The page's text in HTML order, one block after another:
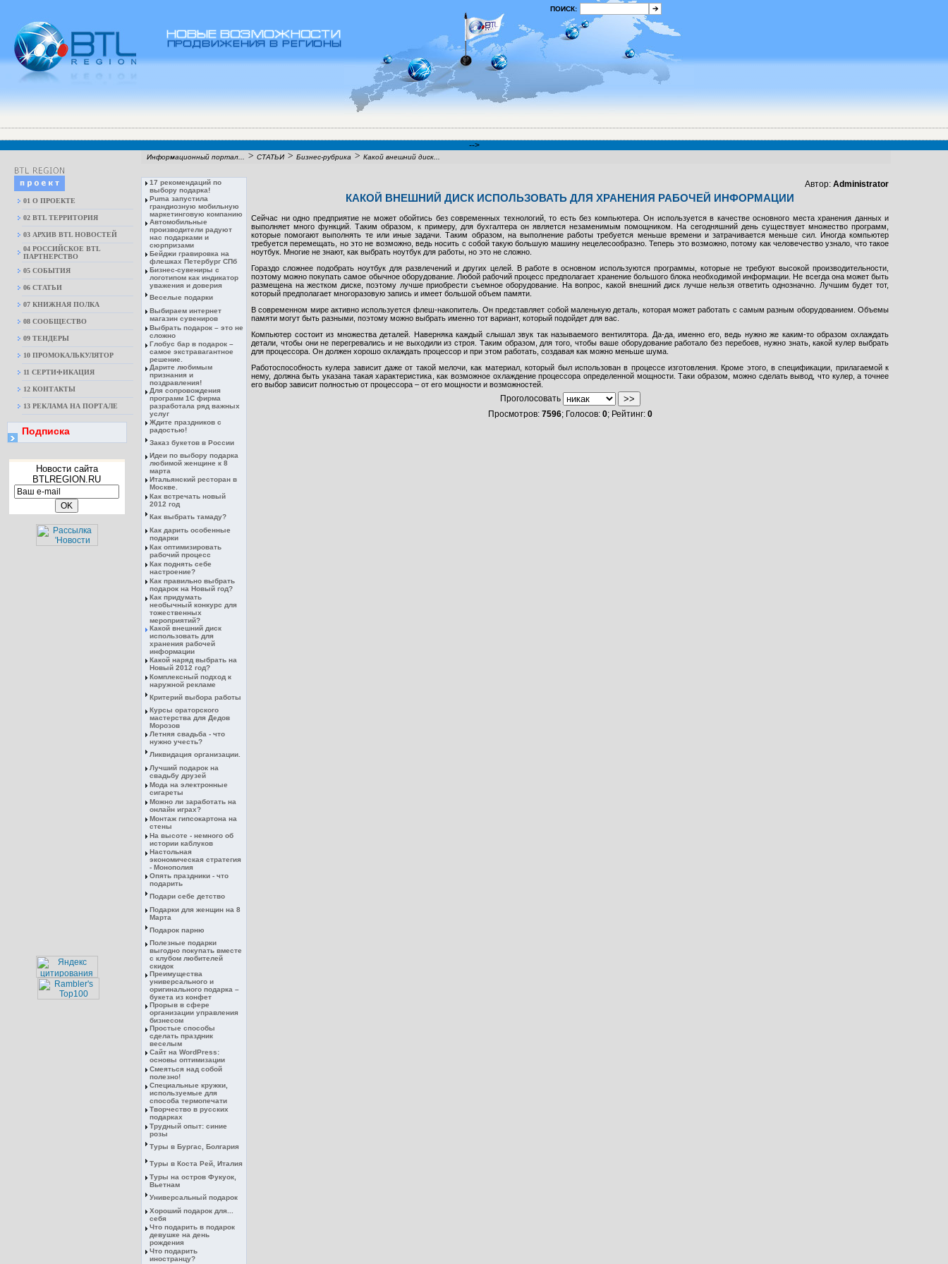
ПОИСК:
-->
Информационный портал... > СТАТЬИ > Бизнес-рубрика > Какой внешний диск...
01 О ПРОЕКТЕ
02 BTL ТЕРРИТОРИЯ
03 АРХИВ BTL НОВОСТЕЙ
04 РОССИЙСКОЕ BTL
ПАРТНЕРСТВО
05 СОБЫТИЯ
06 СТАТЬИ
07 КНИЖНАЯ ПОЛКА
08 CООБЩЕСТВО
09 ТЕНДЕРЫ
10 ПРОМОКАЛЬКУЛЯТОР
11 СЕРТИФИКАЦИЯ
12 КОНТАКТЫ
13 РЕКЛАМА НА ПОРТАЛЕ
Подписка
Новости сайта
BTLREGION.RU
17 рекомендаций по
выбору подарка!
Puma запустила
грандиозную мобильную
маркетинговую компанию
Автомобильные
производители радуют
нас подарками и
сюрпризами
Бейджи гравировка на
флешках Петербург СПб
Бизнес-сувениры с
логотипом как индикатор
уважения и доверия
Веселые подарки
Выбираем интернет
магазин сувениров
Выбрать подарок – это не
сложно
Глобус бар в подарок –
самое экстравагантное
решение.
Дарите любимым
признания и
поздравления!
Для сопровождения
программ 1С фирма
разработала ряд важных
услуг
Ждите праздников с
радостью!
Заказ букетов в России
Идеи по выбору подарка
любимой женщине к 8
марта
Итальянский ресторан в
Москве.
Как встречать новый
2012 год
Как выбрать тамаду?
Как дарить особенные
подарки
Как оптимизировать
рабочий процесс
Как поднять себе
настроение?
Как правильно выбрать
подарок на Новый год?
Как придумать
необычный конкурс для
тожественных
мероприятий?
Какой внешний диск
использовать для
хранения рабочей
информации
Какой наряд выбрать на
Новый 2012 год?
Комплексный подход к
наружной рекламе
Критерий выбора работы
Курсы ораторского
мастерства для Дедов
Морозов
Летняя свадьба - что
нужно учесть?
Ликвидация организации.
Лучший подарок на
свадьбу друзей
Мода на электронные
сигареты
Можно ли заработать на
онлайн играх?
Монтаж гипсокартона на
стены
На высоте - немного об
истории каблуков
Настольная
экономическая стратегия
- Монополия
Опять праздники - что
подарить
Подари себе детство
Подарки для женщин на 8
Марта
Подарок парню
Полезные подарки
выгодно покупать вместе
с клубом любителей
скидок
Преимущества
универсального и
оригинального подарка –
букета из конфет
Прорыв в сфере
организации управления
бизнесом
Простые способы
сделать праздник
веселым
Сайт на WordPress:
основы оптимизации
Смеяться над собой
полезно!
Специальные кружки,
используемые для
способа термопечати
Творчество в русских
подарках
Трудный опыт: синие
розы
Туры в Бургас, Болгария
Туры в Коста Рей, Италия
Туры на остров Фукуок,
Вьетнам
Универсальный подарок
Хороший подарок для...
себя
Что подарить в подарок
девушке на день
рождения
Что подарить
иностранцу?
Автор: Administrator
КАКОЙ ВНЕШНИЙ ДИСК ИСПОЛЬЗОВАТЬ ДЛЯ ХРАНЕНИЯ РАБОЧЕЙ ИНФОРМАЦИИ
Сейчас ни одно предприятие не может обойтись без современных технологий, то есть без компьютера. Он используется в качестве основного места хранения данных и
выполняет много функций. Таким образом, к примеру, для бухгалтера он является незаменимым помощником. На сегодняшний день существует множество программ,
которые помогают выполнять те или иные задачи. Таким образом, на выполнение работы требуется меньше времени и затрачивается меньше сил. Иногда компьютер
требуется перемещать, но это не возможно, ведь носить с собой такую большую машину нецелесообразно. Теперь это возможно, потому как человечество узнало, что такое
ноутбук. Многие не знают, как выбрать ноутбук для работы, но это не сложно.
Гораздо сложнее подобрать ноутбук для развлечений и других целей. В работе в основном используются программы, которые не требуют высокой производительности,
поэтому можно покупать самое обычное оборудование. Любой рабочий процесс предполагает хранение большого блока необходимой информации. Не всегда она может быть
размещена на жестком диске, поэтому лучше приобрести съемное оборудование. На вопрос, какой внешний диск лучше нельзя ответить однозначно. Лучшим будет тот,
который предполагает многоразовую запись и имеет большой объем памяти.
В современном мире активно используется флеш-накопитель. Он представляет собой маленькую деталь, которая может работать с самым разным оборудованием. Объемы
памяти могут быть разными, поэтому можно выбрать именно тот вариант, который подойдет для вас.
Компьютер состоит из множества деталей. Наверняка каждый слышал звук так называемого вентилятора. Да-да, именно его, ведь нужно же каким-то образом охлаждать
детали, чтобы они не перегревались и не выходили из строя. Таким образом, для того, чтобы ваше оборудование работало без перебоев, нужно знать, какой кулер выбрать
для процессора. Он должен хорошо охлаждать процессор и при этом работать, создавая как можно меньше шума.
Работоспособность кулера зависит даже от такой мелочи, как материал, который был использован в процессе изготовления. Кроме этого, в спецификации, прилагаемой к
нему, должна быть указана такая характеристика, как возможное охлаждение процессора определенной мощности. Таки образом, можно сделать вывод, что кулер, а точнее
его выбор зависит полностью от процессора – от его мощности и возможностей.
Проголосовать
Просмотров: 7596; Голосов: 0; Рейтинг: 0